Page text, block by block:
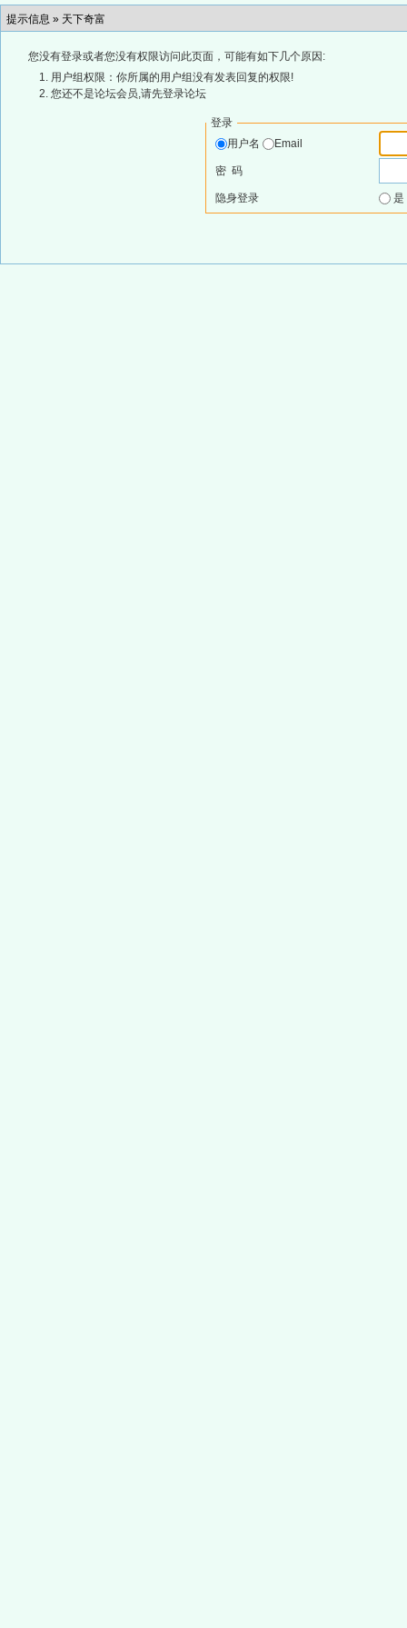
提示信息 » 天下奇富
您没有登录或者您没有权限访问此页面，可能有如下几个原因:
用户组权限：你所属的用户组没有发表回复的权限!
您还不是论坛会员,请先登录论坛
登录
用户名
Email
密 码
隐身登录